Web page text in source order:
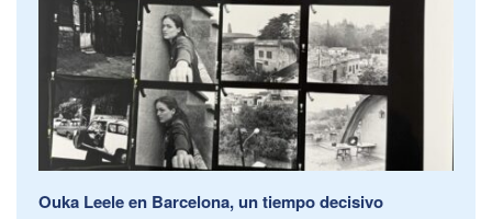
Ouka Leele en Barcelona, un tiempo decisivo